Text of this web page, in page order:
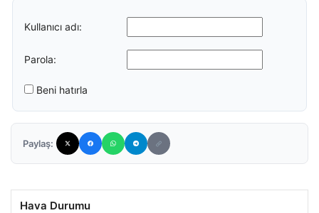
Kullanıcı adı:
Parola:
Beni hatırla
Paylaş:
Hava Durumu